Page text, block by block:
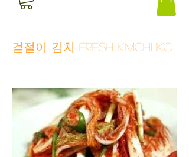
겉절이 김치 Fresh Kimchi 1kg